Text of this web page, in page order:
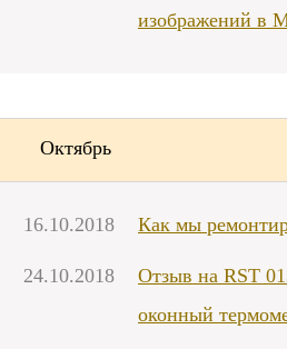
изображений в
Октябрь
16.10.2018 Как мы
24.10.2018
Отзыв на RST
оконный